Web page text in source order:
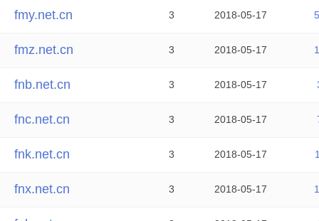
fmy.net.cn 3 2018-05-17
fmz.net.cn 3 2018-05-17
fnb.net.cn 3 2018-05-17
fnc.net.cn 3 2018-05-17
fnk.net.cn 3 2018-05-17
fnx.net.cn 3 2018-05-17